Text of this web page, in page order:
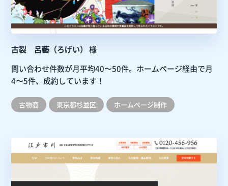
古裂 呂藝（ろげい） 様
問い合わせ件数が月平均40〜50件。ホームページ経由で月
4〜5件、成約しています！
古物商 東京都杉並区 ホームぺージ制作